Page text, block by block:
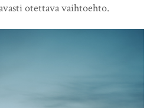
otettava vaihtoehto.